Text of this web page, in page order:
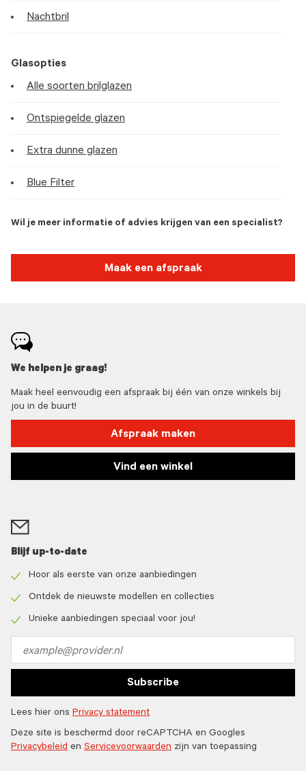
Nachtbril
Glasopties
Alle soorten brilglazen
Ontspiegelde glazen
Extra dunne glazen
Blue Filter
Wil je meer informatie of advies krijgen van een specialist?
Maak een afspraak
We helpen je graag!
Maak heel eenvoudig een afspraak bij één van onze winkels bij
jou in de buurt!
Afspraak maken
Vind een winkel
Blijf up-to-date
icon
Hoor als eerste van onze aanbiedingen
icon
Ontdek de nieuwste modellen en collecties
Unieke aanbiedingen speciaal voor jou!
address
Subscribe
Lees hier ons Privacy statement
Deze site is beschermd door reCAPTCHA en Googles
Privacybeleid en Servicevoorwaarden zijn van toepassing